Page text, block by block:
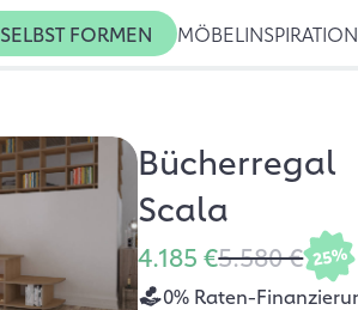
SELBST FORMEN MÖBEL INSPIRATION
Bücherregal
Scala
4.185 €5.580 € 25%
0% Raten-